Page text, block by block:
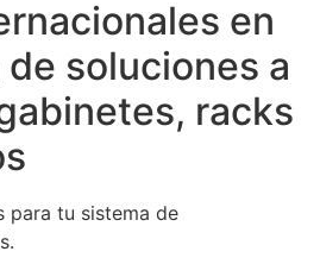
en
soluciones a
racks
para tu sistema de